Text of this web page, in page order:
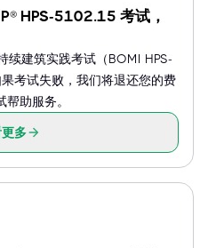
HPS-5102.15 考试，
续建筑实践考试（BOMI HPS-
考试失败，我们将退还您的费
助服务。
多